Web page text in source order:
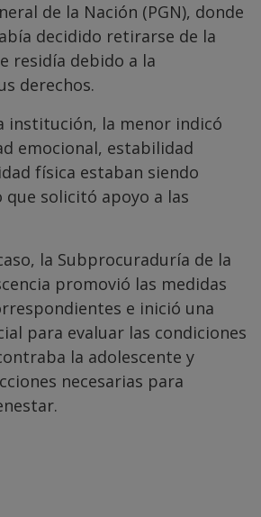
de la Nación (PGN), donde
decidido retirarse de la
residía debido a la
derechos.
institución, la menor indicó
emocional, estabilidad
física estaban siendo
solicitó apoyo a las
la Subprocuraduría de la
promovió las medidas
e inició una
para evaluar las condiciones
la adolescente y
necesarias para